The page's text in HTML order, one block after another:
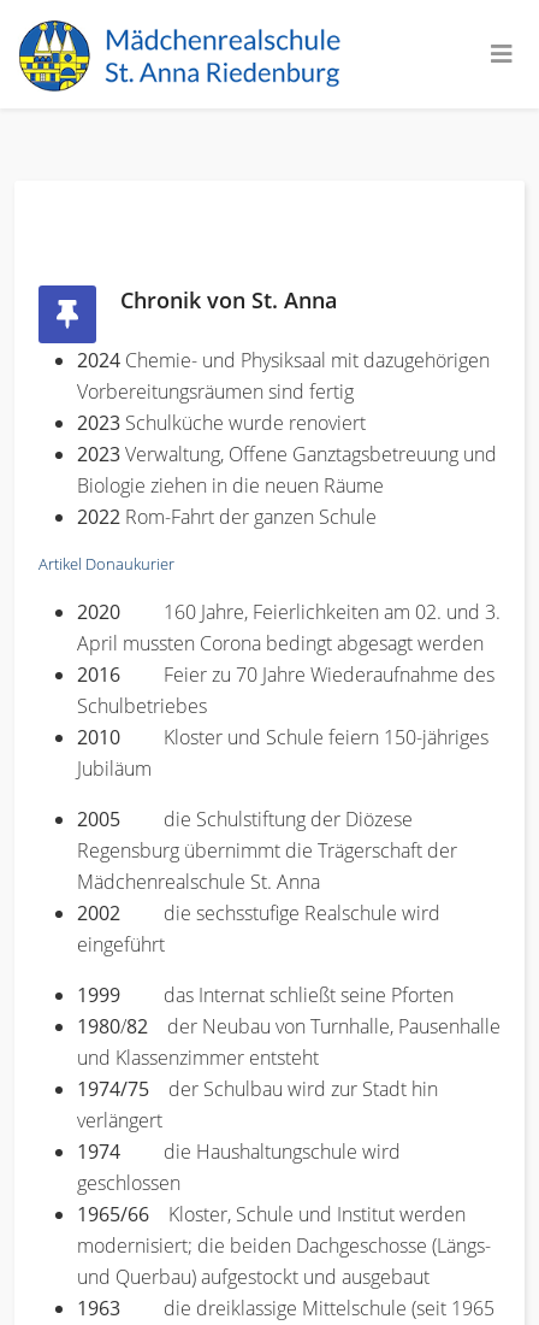
Chronik von St. Anna
2024 Chemie- und Physiksaal mit dazugehörigen
Vorbereitungsräumen sind fertig
2023 Schulküche wurde renoviert
2023Verwaltung, Offene Ganztagsbetreuung und
Biologie ziehen in die neuen Räume
2022 Rom-Fahrt der ganzen Schule
Artikel Donaukurier
2020
160 Jahre, Feierlichkeiten am 02. und 3.
April mussten Corona bedingt abgesagt werden
2016 Feier zu 70 Jahre Wiederaufnahme des
Schulbetriebes
2010 Kloster und Schule feiern 150-jähriges
Jubiläum
2005 die Schulstiftung der Diözese
Regensburg übernimmt die Trägerschaft der
Mädchenrealschule St. Anna
2002 die sechsstufige Realschule wird
eingeführt
1999 das Internat schließt seine Pforten
1980/82 der Neubau von Turnhalle, Pausenhalle
und Klassenzimmer entsteht
1974/75 der Schulbau wird zur Stadt hin
verlängert
1974 die Haushaltungschule wird
geschlossen
1965/66 Kloster, Schule und Institut werden
modernisiert; die beiden Dachgeschosse (Längs-
und Querbau) aufgestockt und ausgebaut
1963 die dreiklassige Mittelschule (seit 1965